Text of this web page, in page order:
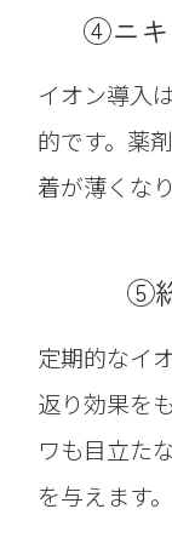
④ニキ
イオン導入
的です。薬
着が薄くなり
⑤
定期的なイ
返り効果を
ワも目立た
を与えます。